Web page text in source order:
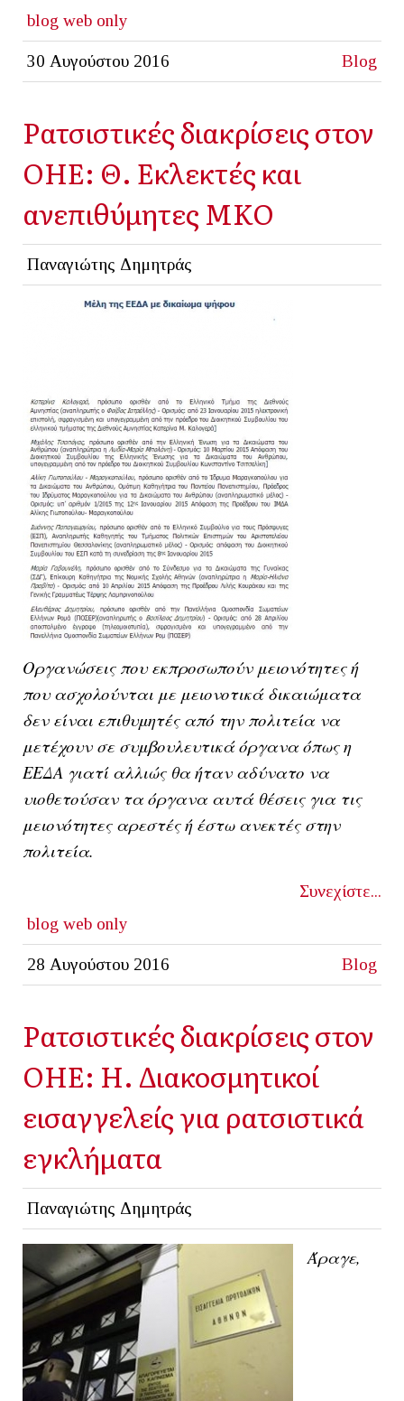
blog web only
30 Αυγούστου 2016 Blog
Ρατσιστικές διακρίσεις στον
ΟΗΕ: Θ. Εκλεκτές και
ανεπιθύμητες ΜΚΟ
Παναγιώτης Δημητράς
Οργανώσεις που εκπροσωπούν μειονότητες ή
που ασχολούνται με μειονοτικά δικαιώματα
δεν είναι επιθυμητές από την πολιτεία να
μετέχουν σε συμβουλευτικά όργανα όπως η
ΕΕΔΑ γιατί αλλιώς θα ήταν αδύνατο να
υιοθετούσαν τα όργανα αυτά θέσεις για τις
μειονότητες αρεστές ή έστω ανεκτές στην
πολιτεία.
Συνεχίστε...
blog web only
28 Αυγούστου 2016 Blog
Ρατσιστικές διακρίσεις στον
ΟΗΕ: Η. Διακοσμητικοί
εισαγγελείς για ρατσιστικά
εγκλήματα
Παναγιώτης Δημητράς
Άραγε,